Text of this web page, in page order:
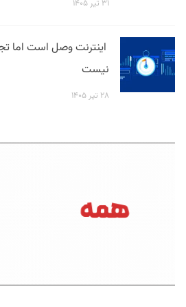
۳۱ تیر ۱۴۰۵
اینترنت وصل است اما
نیست
۲۸ تیر ۱۴۰۵